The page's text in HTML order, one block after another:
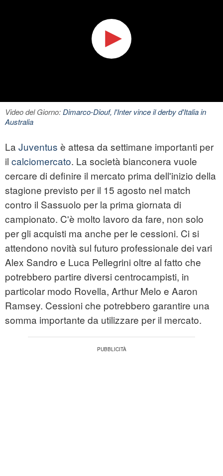
Video del Giorno:Dimarco-Diouf, l'Inter vince il derby d'Italia in
Australia
La Juventus è attesa da settimane importanti per
il calciomercato. La società bianconera vuole
cercare di definire il mercato prima dell'inizio della
stagione previsto per il 15 agosto nel match
contro il Sassuolo per la prima giornata di
campionato. C'è molto lavoro da fare, non solo
per gli acquisti ma anche per le cessioni. Ci si
attendono novità sul futuro professionale dei vari
Alex Sandro e Luca Pellegrini oltre al fatto che
potrebbero partire diversi centrocampisti, in
particolar modo Rovella, Arthur Melo e Aaron
Ramsey. Cessioni che potrebbero garantire una
somma importante da utilizzare per il mercato.